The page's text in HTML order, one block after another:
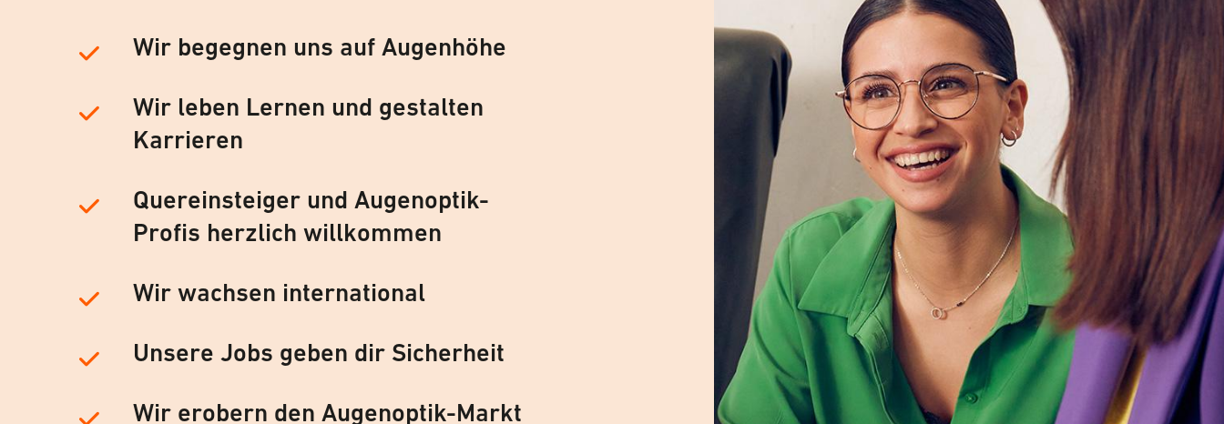
Wir begegnen uns auf Augenhöhe
Wir leben Lernen und gestalten
Karrieren
Quereinsteiger und Augenoptik-
Profis herzlich willkommen
Wir wachsen international
Unsere Jobs geben dir Sicherheit
Wir erobern den Augenoptik-Markt